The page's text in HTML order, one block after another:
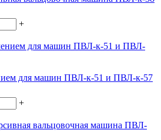
+
для машин ПВЛ-к-51 и ПВЛ-к-57
+